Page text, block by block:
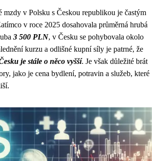
mzdy v Polsku s Českou republikou je častým
v roce 2025 dosahovala průměrná hrubá
3 500 PLN, v Česku se pohybovala okolo
kurzu a odlišné kupní síly je patrné, že
je stále o něco vyšší. Je však důležité brát
jako je cena bydlení, potravin a služeb, které